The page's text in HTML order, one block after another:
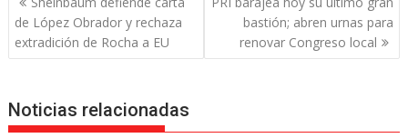
de
entradas
de López Obrador y rechaza
extradición de Rocha a EU
bastión; abren urnas para
renovar Congreso local
Noticias relacionadas